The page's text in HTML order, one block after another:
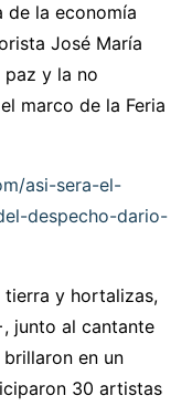
de la economía
José María
paz y la no
marco de la Feria
asi-sera-el-
despecho-dario-
tierra y hortalizas,
junto al cantante
en un
30 artistas